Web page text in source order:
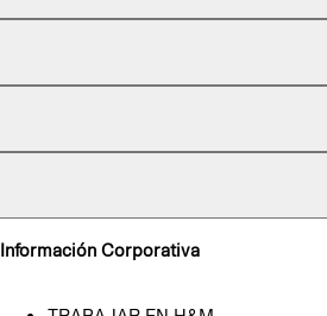
Información Corporativa